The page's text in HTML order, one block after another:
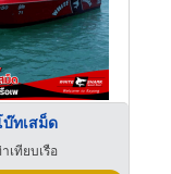
ทเสม็ด
เทียบเรือ